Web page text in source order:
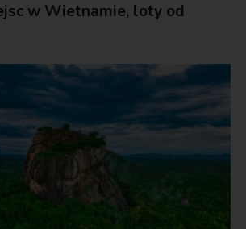
w Wietnamie, loty od